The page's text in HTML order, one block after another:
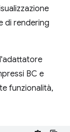
di rendering
BC e
funzionalità,